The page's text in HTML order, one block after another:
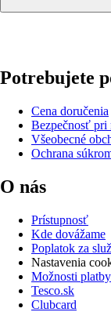
Potrebujete
Cena doručenia
Bezpečnosť pri
Všeobecné
Ochrana
O nás
Prístupnosť
Kde dovážame
Poplatok za
Nastavenia
Možnosti platby
Tesco.sk
Clubcard